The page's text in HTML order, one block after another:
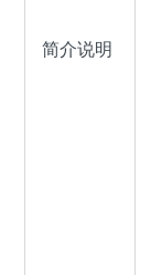
简介说明